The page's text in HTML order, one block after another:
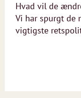
Hvad vil de
Vi har spurgt de
vigtigste